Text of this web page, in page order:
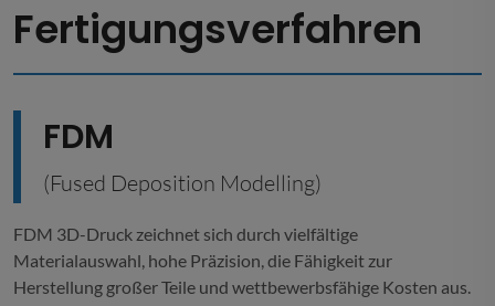
Fertigungsverfahren
FDM
(Fused Deposition Modelling)
FDM 3D-Druck zeichnet sich durch vielfältige
Materialauswahl, hohe Präzision, die Fähigkeit zur
Herstellung großer Teile und wettbewerbsfähige Kosten aus.